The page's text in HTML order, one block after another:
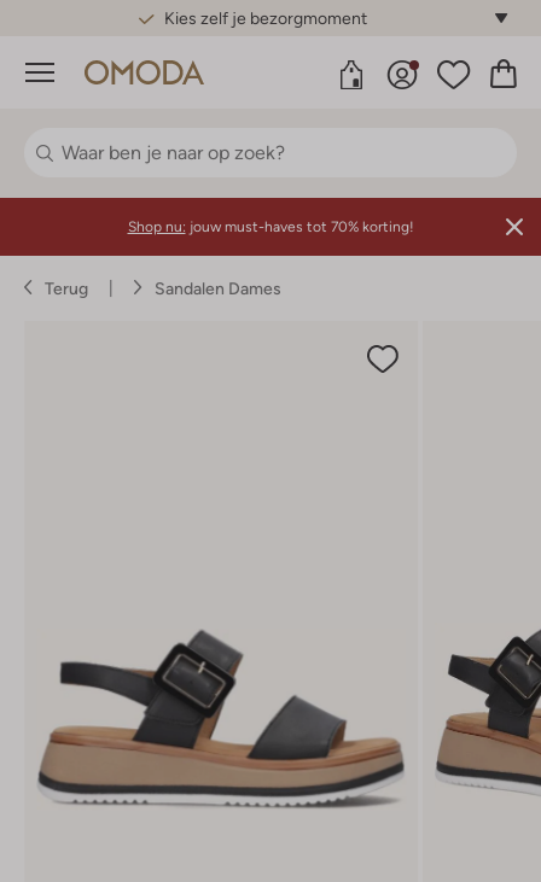
Gratis standaard verzending*
Menu
Shop nu: jouw must-haves tot 70% korting!
Terug Sandalen Dames